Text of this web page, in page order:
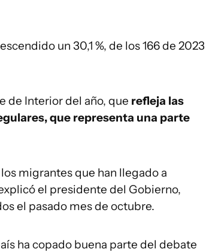
un 30,1 %, de los 166 de 2023
de Interior del año, que refleja las
que representa una parte
migrantes que han llegado a
el presidente del Gobierno,
el pasado mes de octubre.
ha copado buena parte del debate